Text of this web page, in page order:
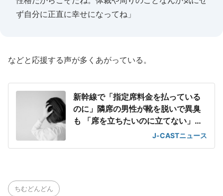
ず自分に正直に幸せになってね」
などと応援する声が多くあがっている。
新幹線で「指定席料金を払っている
のに」隣席の男性が靴を脱いで異臭
も 「席を立ちたいのに立てない」息
J-CASTニュース
ちむどんどん